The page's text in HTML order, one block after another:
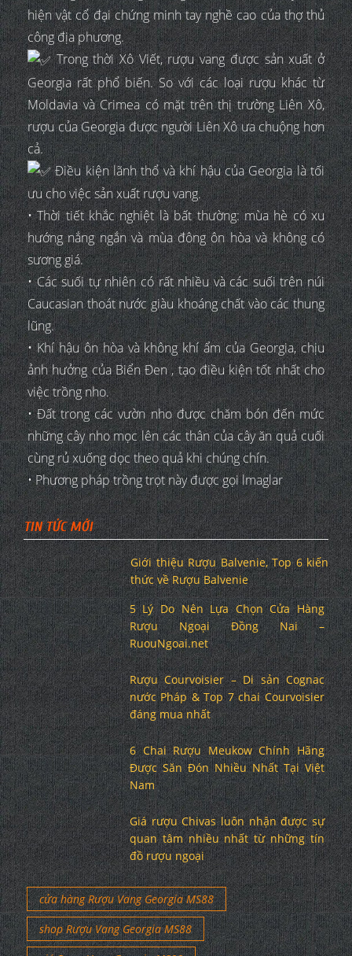
hiện vật cổ đại chứng minh tay nghề cao của thợ thủ
công địa phương.
Trong thời Xô Viết, rượu vang được sản xuất ở
Georgia rất phổ biến. So với các loại rượu khác từ
Moldavia và Crimea có mặt trên thị trường Liên Xô,
rượu của Georgia được người Liên Xô ưa chuộng hơn
cả.
Điều kiện lãnh thổ và khí hậu của Georgia là tối
ưu cho việc sản xuất rượu vang.
• Thời tiết khắc nghiệt là bất thường: mùa hè có xu
hướng nắng ngắn và mùa đông ôn hòa và không có
sương giá.
• Các suối tự nhiên có rất nhiều và các suối trên núi
Caucasian thoát nước giàu khoáng chất vào các thung
lũng.
• Khí hậu ôn hòa và không khí ẩm của Georgia, chịu
ảnh hưởng của Biển Đen , tạo điều kiện tốt nhất cho
việc trồng nho.
• Đất trong các vườn nho được chăm bón đến mức
những cây nho mọc lên các thân của cây ăn quả cuối
cùng rủ xuống dọc theo quả khi chúng chín.
• Phương pháp trồng trọt này được gọi lmaglar
TIN TỨC MỚI
Giới thiệu Rượu Balvenie, Top 6 kiến
thức về Rượu Balvenie
5 Lý Do Nên Lựa Chọn Cửa Hàng
Rượu Ngoại Đồng Nai –
RuouNgoai.net
Rượu Courvoisier – Di sản Cognac
nước Pháp & Top 7 chai Courvoisier
đáng mua nhất
6 Chai Rượu Meukow Chính Hãng
Được Săn Đón Nhiều Nhất Tại Việt
Nam
Giá rượu Chivas luôn nhận được sự
quan tâm nhiều nhất từ những tín
đồ rượu ngoại
cửa hàng Rượu Vang Georgia MS88
shop Rượu Vang Georgia MS88